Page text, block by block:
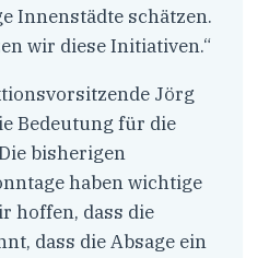
Innenstädte schätzen.
wir diese Initiativen.“
Jörg
Bedeutung für die
bisherigen
haben wichtige
hoffen, dass die
dass die Absage ein